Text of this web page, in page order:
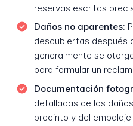
reservas escritas
Daños no aparentes:
descubiertas después
generalmente se
para formular un
Documentación
detalladas de los
precinto y del